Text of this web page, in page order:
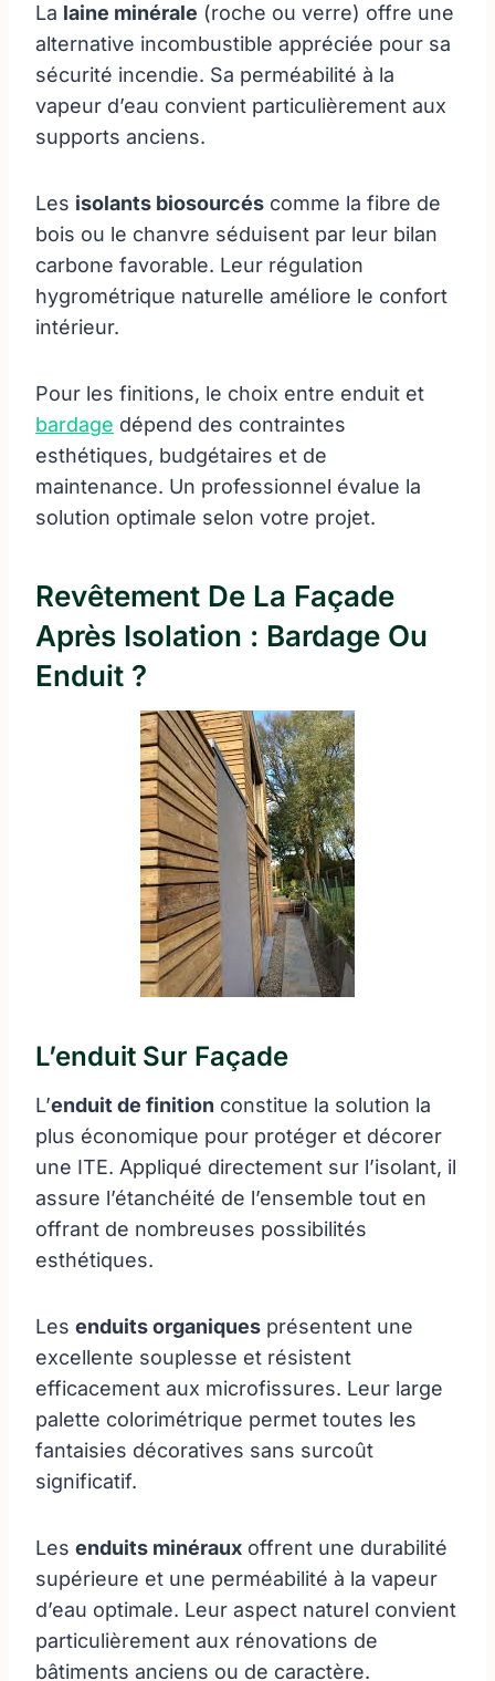
La laine minérale (roche ou verre) offre une
alternative incombustible appréciée pour sa
sécurité incendie. Sa perméabilité à la
vapeur d’eau convient particulièrement aux
supports anciens.
Les isolants biosourcés comme la fibre de
bois ou le chanvre séduisent par leur bilan
carbone favorable. Leur régulation
hygrométrique naturelle améliore le confort
intérieur.
Pour les finitions, le choix entre enduit et
bardage dépend des contraintes
esthétiques, budgétaires et de
maintenance. Un professionnel évalue la
solution optimale selon votre projet.
Revêtement De La Façade
Après Isolation : Bardage Ou
Enduit ?
L’enduit Sur Façade
L’enduit de finition constitue la solution la
plus économique pour protéger et décorer
une ITE. Appliqué directement sur l’isolant, il
assure l’étanchéité de l’ensemble tout en
offrant de nombreuses possibilités
esthétiques.
Les enduits organiques présentent une
excellente souplesse et résistent
efficacement aux microfissures. Leur large
palette colorimétrique permet toutes les
fantaisies décoratives sans surcoût
significatif.
Les enduits minéraux offrent une durabilité
supérieure et une perméabilité à la vapeur
d’eau optimale. Leur aspect naturel convient
particulièrement aux rénovations de
bâtiments anciens ou de caractère.